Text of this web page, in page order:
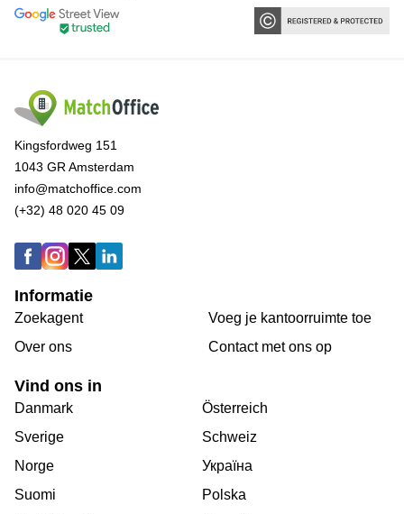
Kingsfordweg 151
1043 GR Amsterdam
info@matchoffice.com
(+32) 48 020 45 09
Informatie
Zoekagent
Over ons
Voeg je kantoorruimte toe
Сontact met ons op
Vind ons in
Danmark
Sverige
Norge
Suomi
Österreich
Schweiz
Україна
Polska